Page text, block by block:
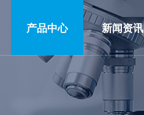
产品中心 新闻资讯